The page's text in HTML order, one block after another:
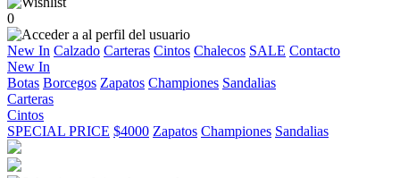
0
New In Calzado Carteras Cintos Chalecos SALE Contacto
New In
Botas Borcegos Zapatos Championes Sandalias
Carteras
Cintos
SPECIAL PRICE $4000 Zapatos Championes Sandalias